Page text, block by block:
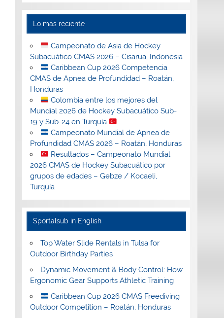
Lo más reciente
Campeonato de Asia de Hockey
Subacuático CMAS 2026 – Cisarua, Indonesia
Caribbean Cup 2026 Competencia
CMAS de Apnea de Profundidad – Roatán,
Honduras
Colombia entre los mejores del
Mundial 2026 de Hockey Subacuático Sub-
19 y Sub-24 en Turquía
Campeonato Mundial de Apnea de
Profundidad CMAS 2026 – Roatán, Honduras
Resultados – Campeonato Mundial
2026 CMAS de Hockey Subacuático por
grupos de edades – Gebze / Kocaeli,
Turquía
Sportalsub in English
Top Water Slide Rentals in Tulsa for
Outdoor Birthday Parties
Dynamic Movement & Body Control: How
Ergonomic Gear Supports Athletic Training
Caribbean Cup 2026 CMAS Freediving
Outdoor Competition – Roatán, Honduras